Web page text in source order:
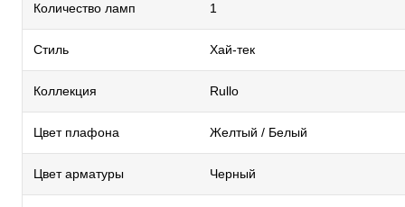
Количество ламп 1
Стиль Хай-тек
Коллекция Rullo
Цвет плафона Желтый / Белый
Цвет арматуры Черный